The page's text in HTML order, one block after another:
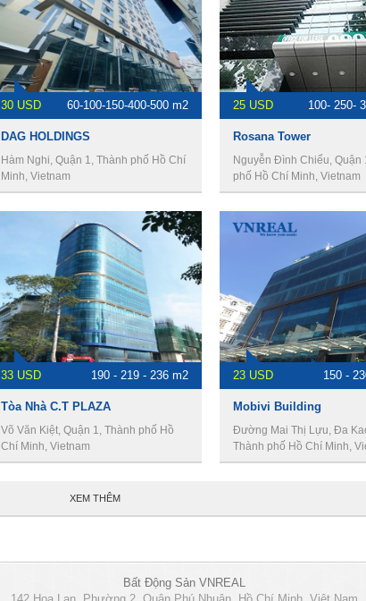
30 USD 60-100-150-400-500 m2
DAG HOLDINGS
Hàm Nghi, Quận 1, Thành phố Hồ Chí
Minh, Vietnam
25 USD 100- 250-
Rosana Tower
Nguyễn Đình Chiểu, Quận
phố Hồ Chí Minh, Vietnam
33 USD 190 - 219 - 236 m2
Tòa Nhà C.T PLAZA
Võ Văn Kiệt, Quận 1, Thành phố Hồ
Chí Minh, Vietnam
23 USD 150 -
Mobivi Building
Đường Mai Thị Lựu, Đa
Thành phố Hồ Chí Minh,
XEM THÊM
Bất Động Sản VNREAL